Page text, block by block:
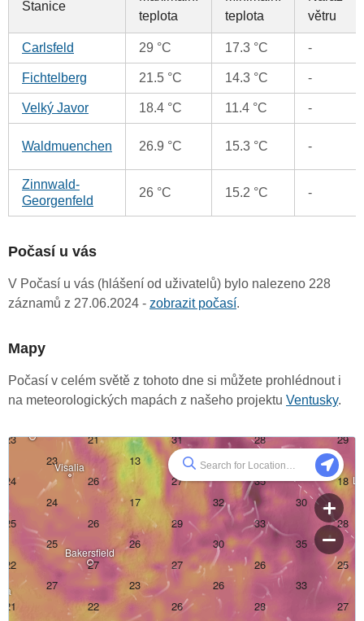
Stanice
teplota
teplota
větru
Carlsfeld 29 °C 17.3 °C -
Fichtelberg 21.5 °C 14.3 °C -
Velký Javor 18.4 °C 11.4 °C -
Waldmuenchen 26.9 °C 15.3 °C -
Zinnwald-
Georgenfeld
26 °C 15.2 °C -
Počasí u vás
V Počasí u vás (hlášení od uživatelů) bylo nalezeno 228
záznamů z 27.06.2024 - zobrazit počasí.
Mapy
Počasí v celém světě z tohoto dne si můžete prohlédnout i
na meteorologických mapách z našeho projektu Ventusky.